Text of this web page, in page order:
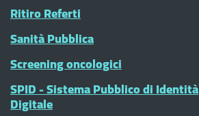
Ritiro Referti
Sanità Pubblica
Screening oncologici
SPID - Sistema Pubblico di Identità
Digitale